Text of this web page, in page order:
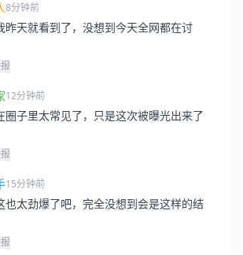
8分钟前
昨天就看到了，没想到今天全网都在讨
12分钟前
圈子里太常见了，只是这次被曝光出来了
15分钟前
也太劲爆了吧，完全没想到会是这样的结